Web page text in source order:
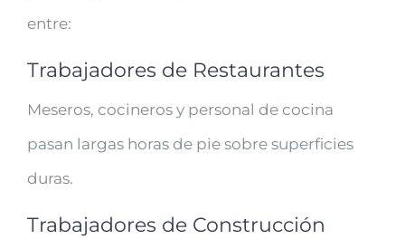
entre:
Trabajadores de Restaurantes
Meseros, cocineros y personal de cocina
pasan largas horas de pie sobre superficies
duras.
Trabajadores de Construcción